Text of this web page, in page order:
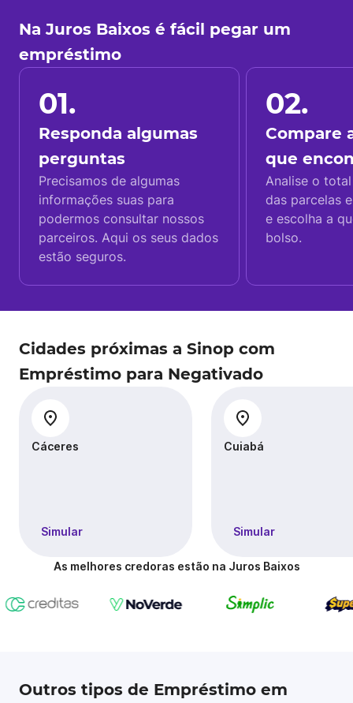
Na Juros Baixos é fácil pegar um
empréstimo
01.
Responda algumas
perguntas
Precisamos de algumas
informações suas para
podermos consultar nossos
parceiros. Aqui os seus dados
estão seguros.
02.
Compare
que
Analise o
das parcelas
e escolha a
bolso.
Cidades próximas a Sinop com
Empréstimo para Negativado
Cáceres
Simular
Cuiabá
Simular
As melhores credoras estão na Juros Baixos
Outros tipos de Empréstimo em